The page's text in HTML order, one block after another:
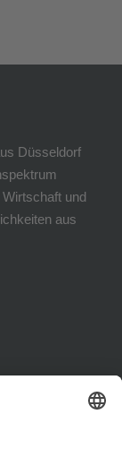
Düsseldorf
und
aus